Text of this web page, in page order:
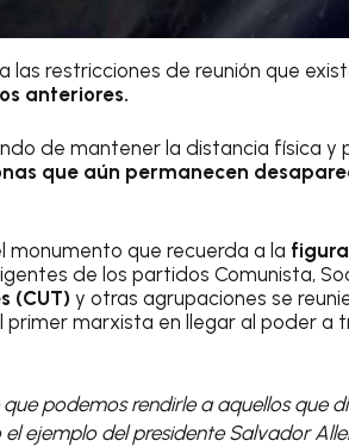
las restricciones de reunión que
anteriores.
de mantener la distancia física y
que aún permanecen
monumento que recuerda a la
de los partidos Comunista,
(CUT) y otras agrupaciones se
marxista en llegar al poder a
que podemos rendirle a aquellos que
ejemplo del presidente Salvador